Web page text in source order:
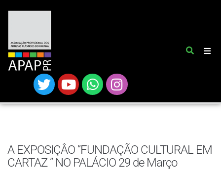
A EXPOSIÇÂO “FUNDAÇÃO CULTURAL EM
CARTAZ ” NO PALÁCIO 29 de Março